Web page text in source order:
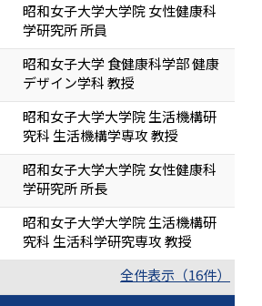
昭和女子大学大学院 女性健康科
学研究所 所員
昭和女子大学 食健康科学部 健康
デザイン学科 教授
昭和女子大学大学院 生活機構研
究科 生活機構学専攻 教授
昭和女子大学大学院 女性健康科
学研究所 所長
昭和女子大学大学院 生活機構研
究科 生活科学研究専攻 教授
全件表示（16件）